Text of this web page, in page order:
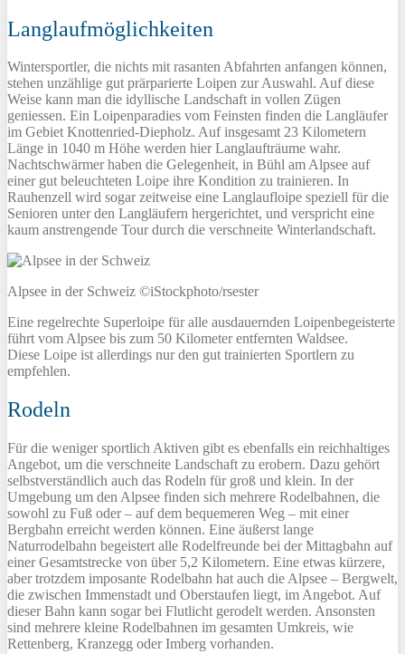
Langlaufmöglichkeiten
Wintersportler, die nichts mit rasanten Abfahrten anfangen können,
stehen unzählige gut prärparierte Loipen zur Auswahl. Auf diese
Weise kann man die idyllische Landschaft in vollen Zügen
geniessen. Ein Loipenparadies vom Feinsten finden die Langläufer
im Gebiet Knottenried-Diepholz. Auf insgesamt 23 Kilometern
Länge in 1040 m Höhe werden hier Langlaufträume wahr.
Nachtschwärmer haben die Gelegenheit, in Bühl am Alpsee auf
einer gut beleuchteten Loipe ihre Kondition zu trainieren. In
Rauhenzell wird sogar zeitweise eine Langlaufloipe speziell für die
Senioren unter den Langläufern hergerichtet, und verspricht eine
kaum anstrengende Tour durch die verschneite Winterlandschaft.
Alpsee in der Schweiz ©iStockphoto/rsester
Eine regelrechte Superloipe für alle ausdauernden Loipenbegeisterte
führt vom Alpsee bis zum 50 Kilometer entfernten Waldsee.
Diese Loipe ist allerdings nur den gut trainierten Sportlern zu
empfehlen.
Rodeln
Für die weniger sportlich Aktiven gibt es ebenfalls ein reichhaltiges
Angebot, um die verschneite Landschaft zu erobern. Dazu gehört
selbstverständlich auch das Rodeln für groß und klein. In der
Umgebung um den Alpsee finden sich mehrere Rodelbahnen, die
sowohl zu Fuß oder – auf dem bequemeren Weg – mit einer
Bergbahn erreicht werden können. Eine äußerst lange
Naturrodelbahn begeistert alle Rodelfreunde bei der Mittagbahn auf
einer Gesamtstrecke von über 5,2 Kilometern. Eine etwas kürzere,
aber trotzdem imposante Rodelbahn hat auch die Alpsee – Bergwelt,
die zwischen Immenstadt und Oberstaufen liegt, im Angebot. Auf
dieser Bahn kann sogar bei Flutlicht gerodelt werden. Ansonsten
sind mehrere kleine Rodelbahnen im gesamten Umkreis, wie
Rettenberg, Kranzegg oder Imberg vorhanden.